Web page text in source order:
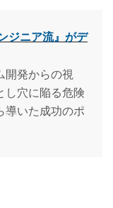
ジニア流』がデ
開発からの視
し穴に陥る危険
導いた成功のポ